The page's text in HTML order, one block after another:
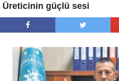
Üreticinin güçlü sesi